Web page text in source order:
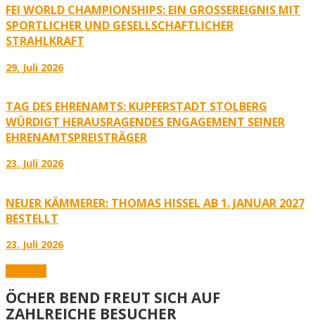
FEI WORLD CHAMPIONSHIPS: EIN GROSSEREIGNIS MIT S
PORTLICHER UND GESELLSCHAFTLICHER S
TRAHLKRAFT
29. Juli 2026
TAG DES EHRENAMTS: KUPFERSTADT STOLBERG
WÜRDIGT HERAUSRAGENDES ENGAGEMENT SEINER
EHRENAMTSPREISTRÄGER
23. Juli 2026
NEUER KÄMMERER: THOMAS HISSEL AB 1. JANUAR 2027
BESTELLT
23. Juli 2026
ÖCHER BEND FREUT SICH AUF
ZAHLREICHE BESUCHER